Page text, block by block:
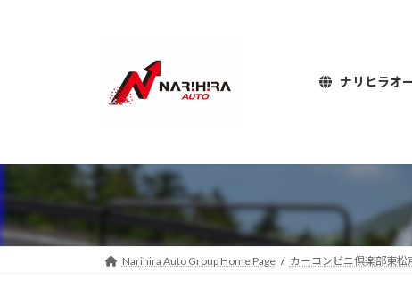
キ
に
ナリヒラオ
Narihira Auto Group Home Page カーコンビニ倶楽部東